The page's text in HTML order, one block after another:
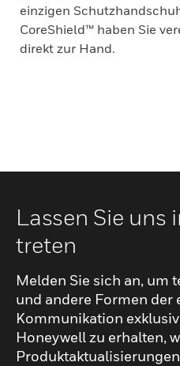
einzigen
CoreShield™ haben Sie
direkt zur Hand.
Lassen Sie uns
treten
Melden Sie sich an, um
und andere Formen der
Kommunikation
Honeywell zu erhalten,